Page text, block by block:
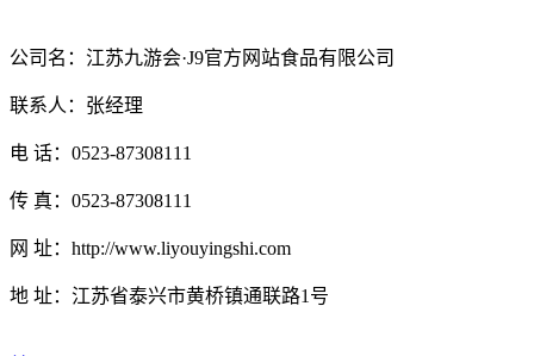
公司名：江苏九游会·J9官方网站食品有限公司
联系人：张经理
电 话：0523-87308111
传 真：0523-87308111
网 址：http://www.liyouyingshi.com
地 址：江苏省泰兴市黄桥镇通联路1号